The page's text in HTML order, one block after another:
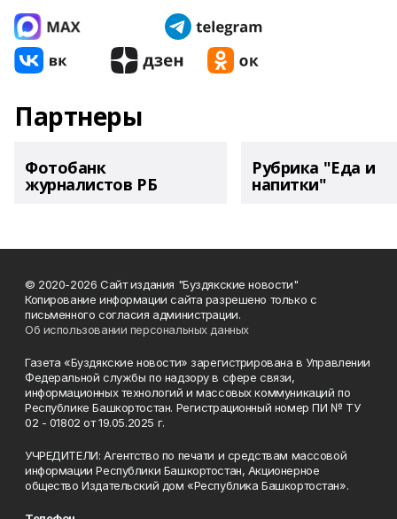
Партнеры
Фотобанк
журналистов РБ
Рубрика "Еда и
напитки"
© 2020-2026 Сайт издания "Буздякские новости"
Копирование информации сайта разрешено только с
письменного согласия администрации.
Об использовании персональных данных
Газета «Буздякские новости» зарегистрирована в Управлении
Федеральной службы по надзору в сфере связи,
информационных технологий и массовых коммуникаций по
Республике Башкортостан. Регистрационный номер ПИ № ТУ
02 - 01802 от 19.05.2025 г.
УЧРЕДИТЕЛИ: Агентство по печати и средствам массовой
информации Республики Башкортостан, Акционерное
общество Издательский дом «Республика Башкортостан».